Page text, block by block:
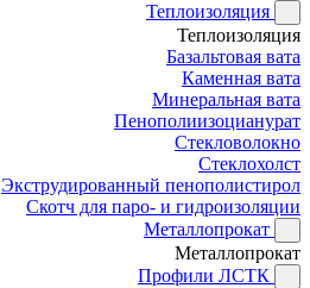
Теплоизоляция
Теплоизоляция
Базальтовая вата
Каменная вата
Минеральная вата
Пенополиизоцианурат
Стекловолокно
Стеклохолст
Экструдированный пенополистирол
Скотч для паро- и гидроизоляции
Металлопрокат
Металлопрокат
Профили ЛСТК